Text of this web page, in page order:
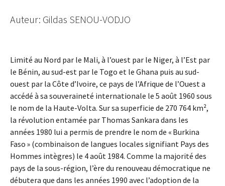
Auteur: Gildas SENOU-VODJO
Limité au Nord par le Mali, à l’ouest par le Niger, à l’Est par
le Bénin, au sud-est par le Togo et le Ghana puis au sud-
ouest par la Côte d’Ivoire, ce pays de l’Afrique de l’Ouest a
accédé à sa souveraineté internationale le 5 août 1960 sous
le nom de la Haute-Volta. Sur sa superficie de 270 764 km²,
la révolution entamée par Thomas Sankara dans les
années 1980 lui a permis de prendre le nom de « Burkina
Faso » (combinaison de langues locales signifiant Pays des
Hommes intègres) le 4 août 1984. Comme la majorité des
pays de la sous-région, l’ère du renouveau démocratique ne
débutera que dans les années 1990 avec l’adoption de la